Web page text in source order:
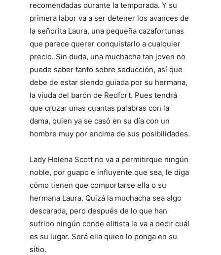
recomendadas durante la temporada. Y su
primera labor va a ser detener los avances de
la señorita Laura, una pequeña cazafortunas
que parece querer conquistarlo a cualquier
precio. Sin duda, una muchacha tan joven no
puede saber tanto sobre seducción, así que
debe de estar siendo guiada por su hermana,
la viuda del barón de Redfort. Pues tendrá
que cruzar unas cuantas palabras con la
dama, quien ya se casó en su día con un
hombre muy por encima de sus posibilidades.
Lady Helena Scott no va a permitirque ningún
noble, por guapo e influyente que sea, le diga
cómo tienen que comportarse ella o su
hermana Laura. Quizá la muchacha sea algo
descarada, pero después de lo que han
sufrido ningún conde elitista le va a decir cuál
es su lugar. Será ella quien lo ponga en su
sitio.